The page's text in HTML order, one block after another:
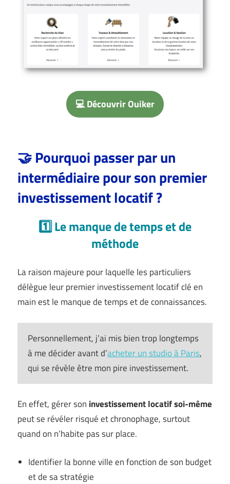
💻 Découvrir Ouiker
🤝 Pourquoi passer par un
intermédiaire pour son premier
investissement locatif ?
1️⃣ Le manque de temps et de
méthode
La raison majeure pour laquelle les particuliers
délègue leur premier investissement locatif clé en
main est le manque de temps et de connaissances.
Personnellement, j’ai mis bien trop longtemps
à me décider avant d’acheter un studio à Paris,
qui se révèle être mon pire investissement.
En effet, gérer son investissement locatif soi-même
peut se révéler risqué et chronophage, surtout
quand on n’habite pas sur place.
Identifier la bonne ville en fonction de son budget
et de sa stratégie